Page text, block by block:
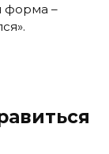
форма –